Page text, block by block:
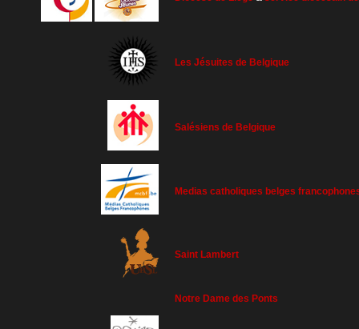
Les Jésuites de Belgique
Salésiens de Belgique
Medias catholiques belges
Saint Lambert
Notre Dame des Ponts